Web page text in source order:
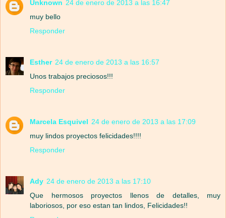
Unknown 24 de enero de 2013 a las 16:47
muy bello
Responder
Esther 24 de enero de 2013 a las 16:57
Unos trabajos preciosos!!!
Responder
Marcela Esquivel 24 de enero de 2013 a las 17:09
muy lindos proyectos felicidades!!!!
Responder
Ady 24 de enero de 2013 a las 17:10
Que hermosos proyectos llenos de detalles, muy
laboriosos, por eso estan tan lindos, Felicidades!!